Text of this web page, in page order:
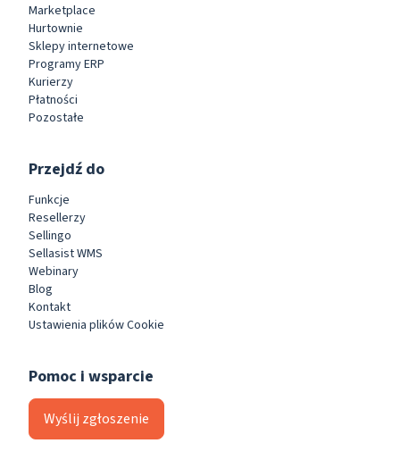
Marketplace
Hurtownie
Sklepy internetowe
Programy ERP
Kurierzy
Płatności
Pozostałe
Przejdź do
Funkcje
Resellerzy
Sellingo
Sellasist WMS
Webinary
Blog
Kontakt
Ustawienia plików Cookie
Pomoc i wsparcie
Wyślij zgłoszenie